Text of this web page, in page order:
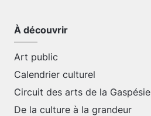
À découvrir
Art public
Calendrier culturel
Circuit des arts de la Gaspésie
De la culture à la grandeur